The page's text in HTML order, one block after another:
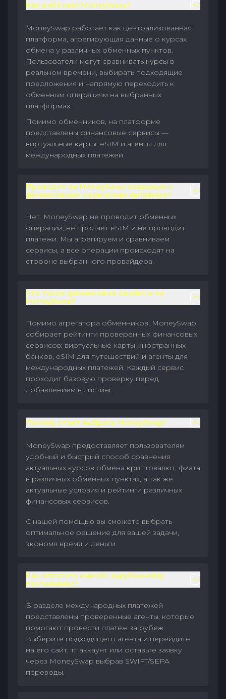
Как работает MoneySwap?
MoneySwap работает как централизованная
платформа, агрегирующая данные о курсах
обмена у различных обменных пунктов.
Пользователи могут сравнивать курсы в
реальном времени, выбирать подходящие
предложения и напрямую переходить к
обменным операциям на выбранных
платформах.
Помимо обменников, на платформе
представлены финансовые сервисы —
виртуальные карты, eSIM и агенты для
международных платежей.
Проводит ли MoneySwap операции с
финансовыми сервисами напрямую?
Нет. MoneySwap не проводит обменных
операций, не продаёт eSIM и не проводит
платежи. Мы агрегируем и сравниваем
сервисы, а все операции происходят на
стороне выбранного провайдера.
Что такое финансовые сервисы на
MoneySwap?
Помимо агрегатора обменников, MoneySwap
собирает рейтинги проверенных финансовых
сервисов: виртуальные карты иностранных
банков, eSIM для путешествий и агенты для
международных платежей. Каждый сервис
проходит базовую проверку перед
добавлением в листинг.
Почему стоит выбрать MoneySwap?
MoneySwap предоставляет пользователям
удобный и быстрый способ сравнения
актуальных курсов обмена криптовалют, фиата
в различных обменных пунктах, а так же
актуальные условия и рейтинги различных
финансовых сервисов.
С нашей помощью вы сможете выбрать
оптимальное решение для вашей задачи,
экономя время и деньги.
Как оплатить инвойс зарубежному
поставщику?
В разделе международных платежей
представлены проверенные агенты, которые
помогают провести платёж за рубеж.
Выберите подходящего агента и перейдите
на его сайт, тг аккаунт или оставьте заявку
через MoneySwap выбрав SWIFT/SEPA
переводы.